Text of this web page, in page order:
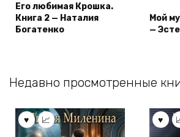
Его любимая Крошка.
Книга 2 — Наталия
Богатенко
Мой
—
Недавно просмотренные